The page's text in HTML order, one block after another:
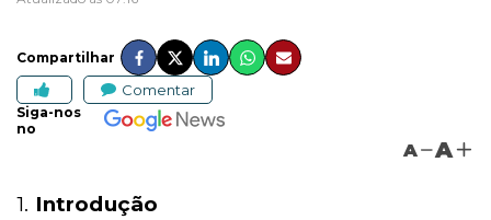
Compartilhar
Comentar
Siga-nos
no
A A
1. Introdução